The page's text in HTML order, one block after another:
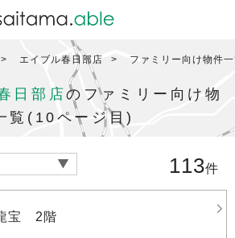
エイブル春日部店 ファミリー向け物件
日部店のファミリー向け物
覧(10ページ目)
113件
宝 2階